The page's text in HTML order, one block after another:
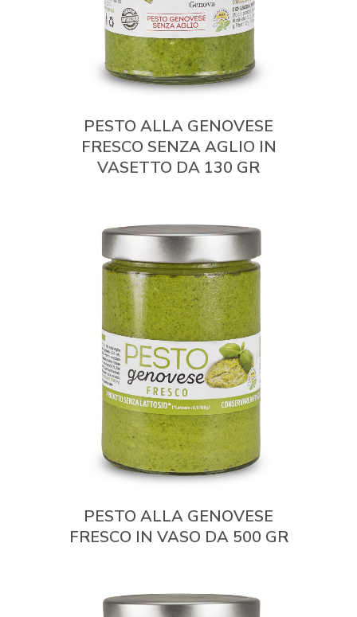
PESTO ALLA GENOVESE
FRESCO SENZA AGLIO IN
VASETTO DA 130 GR
PESTO ALLA GENOVESE
FRESCO IN VASO DA 500 GR